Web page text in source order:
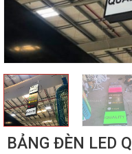
BẢNG ĐÈN LED